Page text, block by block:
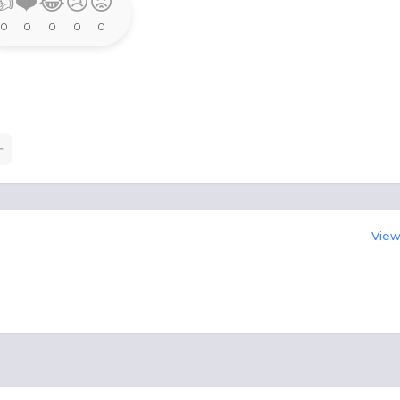
0 0 0 0 0